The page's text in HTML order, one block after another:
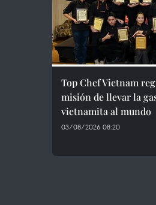
Top Chef Vietnam
misión de llevar la
vietnamita al mundo
03/08/2026 08:20